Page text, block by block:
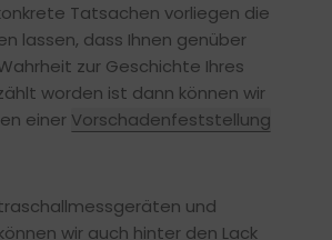
Tatsachen vorliegen die
lassen, dass Ihnen genüber
zur Geschichte Ihres
worden ist dann können wir
einer Vorschadenfeststellung
und
wir auch hinter den Lack